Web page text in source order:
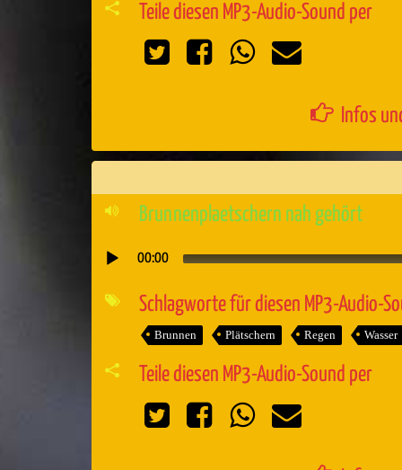
Teile diesen MP3-Audio-Sound per
Infos
Brunnenplaetschern nah gehört
Audio-
Player
00:00
Schlagworte für diesen MP3-Audio-
Brunnen Plätschern Regen Wasser
Teile diesen MP3-Audio-Sound per